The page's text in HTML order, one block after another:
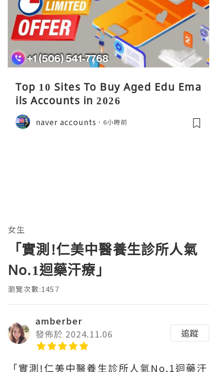
Top 10 Sites To Buy Aged Edu Ema
ils Accounts in 2026
naver accounts 6小時前
女生
「實測!仁美中醫養生診所人氣
No.1迴藥汗療」
瀏覽次數:1457
amberber
發佈於 2024.11.06
追蹤
「實測!仁美中醫養生診所人氣No.1迴藥汗